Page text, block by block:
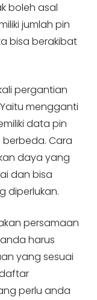
boleh asal
jumlah pin
bisa berakibat
pergantian
mengganti
data pin
berbeda. Cara
daya yang
dan bisa
diperlukan.
persamaan
harus
yang sesuai
perlu anda